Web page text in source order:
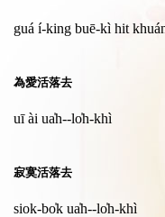
guá í-king buē-kì hit
為愛活落去
uī ài ua̍h--lo̍h-khì
寂寞活落去
siok-bo̍k ua̍h--lo̍h-khì